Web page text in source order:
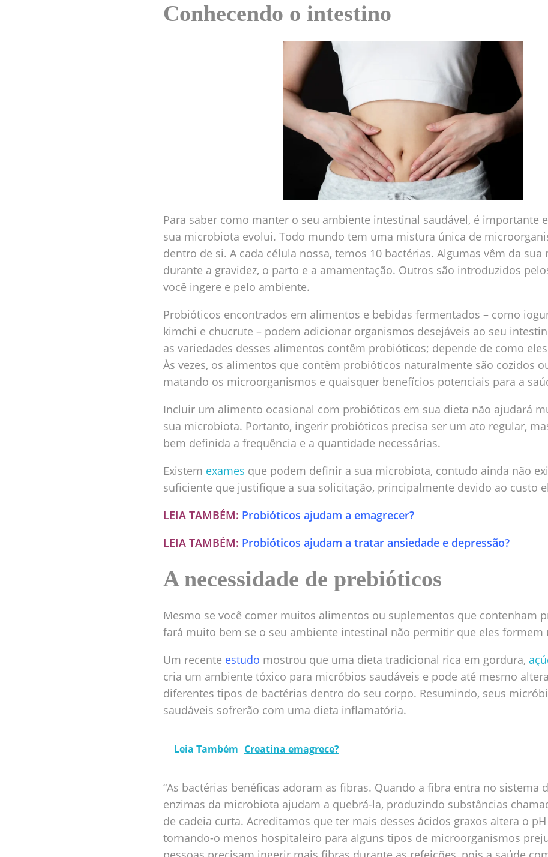
Conhecendo o intestino
Para saber como manter o seu ambiente intestinal saudável, é importante
sua microbiota evolui. Todo mundo tem uma mistura única de
dentro de si. A cada célula nossa, temos 10 bactérias. Algumas vêm da sua
durante a gravidez, o parto e a amamentação. Outros são introduzidos
você ingere e pelo ambiente.
Probióticos encontrados em alimentos e bebidas fermentados – como
kimchi e chucrute – podem adicionar organismos desejáveis ao seu
as variedades desses alimentos contêm probióticos; depende de como
Às vezes, os alimentos que contêm probióticos naturalmente são cozidos
matando os microorganismos e quaisquer benefícios potenciais para a
Incluir um alimento ocasional com probióticos em sua dieta não ajudará
sua microbiota. Portanto, ingerir probióticos precisa ser um ato regular,
bem definida a frequência e a quantidade necessárias.
Existem exames que podem definir a sua microbiota, contudo ainda não
suficiente que justifique a sua solicitação, principalmente devido ao custo
LEIA TAMBÉM: Probióticos ajudam a emagrecer?
LEIA TAMBÉM: Probióticos ajudam a tratar ansiedade e depressão?
A necessidade de prebióticos
Mesmo se você comer muitos alimentos ou suplementos que contenham
fará muito bem se o seu ambiente intestinal não permitir que eles formem
Um recente estudo mostrou que uma dieta tradicional rica em gordura,
cria um ambiente tóxico para micróbios saudáveis e pode até mesmo
diferentes tipos de bactérias dentro do seu corpo. Resumindo, seus
saudáveis sofrerão com uma dieta inflamatória.
Leia Também Creatina emagrece?
“As bactérias benéficas adoram as fibras. Quando a fibra entra no sistema
enzimas da microbiota ajudam a quebrá-la, produzindo substâncias
de cadeia curta. Acreditamos que ter mais desses ácidos graxos altera o
tornando-o menos hospitaleiro para alguns tipos de microorganismos